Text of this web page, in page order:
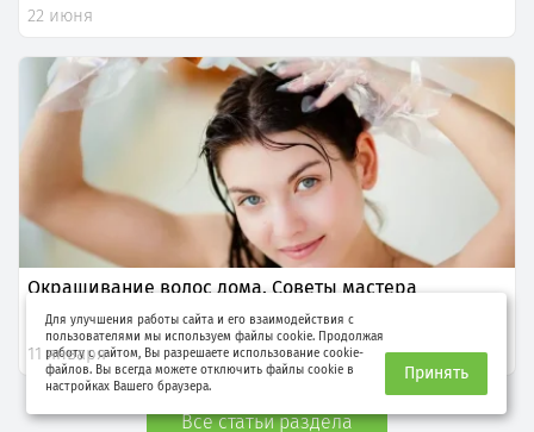
22 июня
Окрашивание волос дома. Советы мастера
11 января
Все статьи раздела
Для улучшения работы сайта и его взаимодействия с
пользователями мы используем файлы cookie. Продолжая
работу с сайтом, Вы разрешаете использование cookie-
файлов. Вы всегда можете отключить файлы cookie в
настройках Вашего браузера.
Принять